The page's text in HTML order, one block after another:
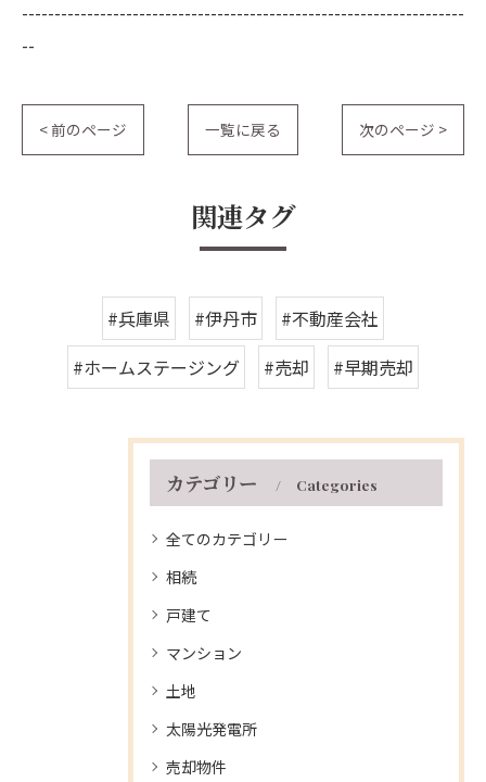
--------------------------------------------------------------------
--
< 前のページ 一覧に戻る 次のページ >
関連タグ
#兵庫県 #伊丹市
#不動産会社
#ホームステージング
#売却 #早期売却
カテゴリー Categories
全てのカテゴリー
相続
戸建て
マンション
土地
太陽光発電所
売却物件